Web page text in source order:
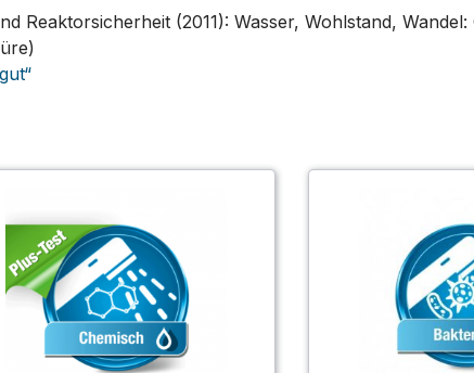
Reaktorsicherheit (2011): Wasser, Wohlstand,